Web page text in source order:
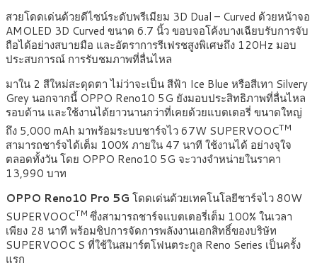
สวยโดดเด่นด้วยดีไซน์ระดับพรีเมียม 3D Dual – Curved ด้วยหน้าจอ
AMOLED 3D Curved ขนาด 6.7 นิ้ว ขอบจอโค้งบางเฉียบรับการจับ
ถือได้อย่างสบายมือ และอัตราการรีเฟรชสูงพิเศษถึง 120Hz มอบ
ประสบการณ์ การรับชมภาพที่ลื่นไหล
มาใน 2 สีใหม่สะดุดตา ไม่ว่าจะเป็น สีฟ้า Ice Blue หรือสีเทา Silvery
Grey นอกจากนี้ OPPO Reno10 5G ยังมอบประสิทธิภาพที่ลื่นไหล
รอบด้าน และใช้งานได้ยาวนานกว่าที่เคยด้วยแบตเตอรี่ ขนาดใหญ่
ถึง 5,000 mAh มาพร้อมระบบชาร์จไว 67W SUPERVOOCTM
สามารถชาร์จได้เต็ม 100% ภายใน 47 นาที ใช้งานได้ อย่างจุใจ
ตลอดทั้งวัน โดย OPPO Reno10 5G จะวางจำหน่ายในราคา
13,990 บาท
OPPO Reno10 Pro 5G โดดเด่นด้วยเทคโนโลยีชาร์จไว 80W
SUPERVOOCTM ซึ่งสามารถชาร์จแบตเตอรี่เต็ม 100% ในเวลา
เพียง 28 นาที พร้อมชิปการจัดการพลังงานเอกสิทธิ์ของบริษัท
SUPERVOOC S ที่ใช้ในสมาร์ตโฟนตระกูล Reno Series เป็นครั้ง
แรก